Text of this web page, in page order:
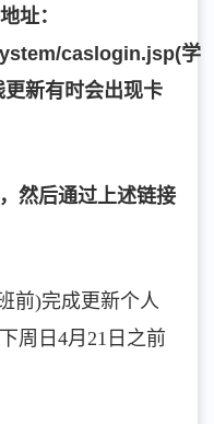
址：
caslogin.jsp(学
新有时会出现卡
然后通过上述链接
前)完成更新个人
周日4月21日之前